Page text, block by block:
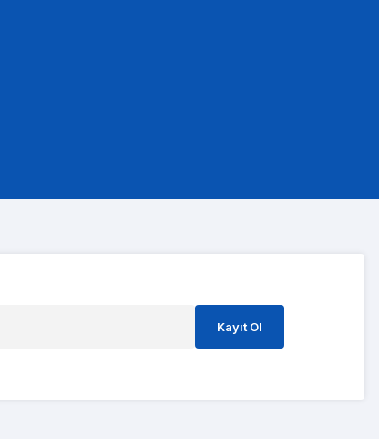
ve süreci o kadar hızlı yönettiler ki 3 gün içinde kart gitti geldi
Kayıt Ol